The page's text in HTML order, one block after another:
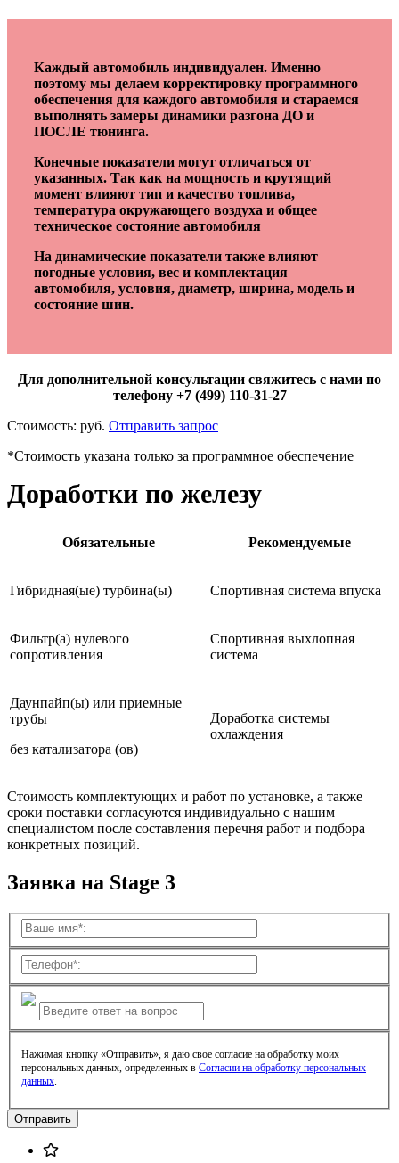
Каждый автомобиль индивидуален. Именно
поэтому мы делаем корректировку программного
обеспечения для каждого автомобиля и стараемся
выполнять замеры динамики разгона ДО и
ПОСЛЕ тюнинга.
Конечные показатели могут отличаться от
указанных. Так как на мощность и крутящий
момент влияют тип и качество топлива,
температура окружающего воздуха и общее
техническое состояние автомобиля
На динамические показатели также влияют
погодные условия, вес и комплектация
автомобиля, условия, диаметр, ширина, модель и
состояние шин.
Для дополнительной консультации свяжитесь с нами по
телефону +7 (499) 110-31-27
Стоимость: руб. Отправить запрос
*Стоимость указана только за программное обеспечение
Доработки по железу
Обязательные Рекомендуемые
Гибридная(ые) турбина(ы) Спортивная система впуска
Фильтр(а) нулевого
сопротивления
Спортивная выхлопная
система
Даунпайп(ы) или приемные
трубы
без катализатора (ов)
Доработка системы
охлаждения
Стоимость комплектующих и работ по установке, а также
сроки поставки согласуются индивидуально с нашим
специалистом после составления перечня работ и подбора
конкретных позиций.
Заявка на Stage 3
Нажимая кнопку «Отправить», я даю свое согласие на обработку моих
персональных данных, определенных в Согласии на обработку персональных
данных.